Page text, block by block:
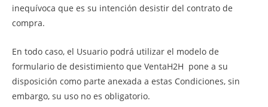
inequívoca que es su intención desistir del contrato de
compra.
En todo caso, el Usuario podrá utilizar el modelo de
formulario de desistimiento que VentaH2H pone a su
disposición como parte anexada a estas Condiciones, sin
embargo, su uso no es obligatorio.